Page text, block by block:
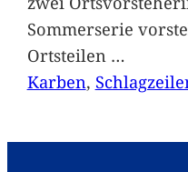
Sommerserie
Ortsteilen …
Karben,